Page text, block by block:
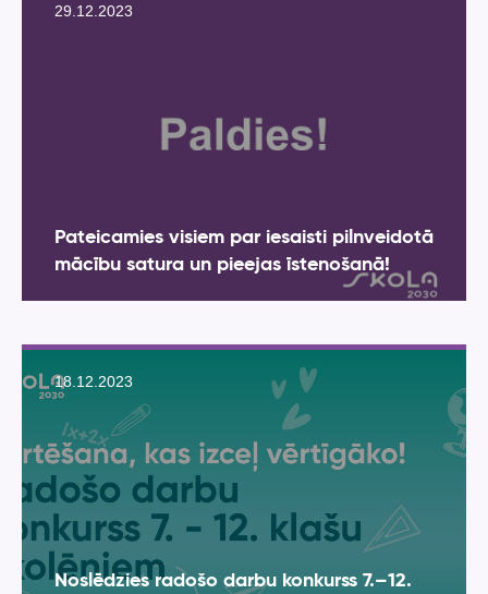
29.12.2023
Pateicamies visiem par iesaisti pilnveidotā
mācību satura un pieejas īstenošanā!
18.12.2023
Noslēdzies radošo darbu konkurss 7.–12.